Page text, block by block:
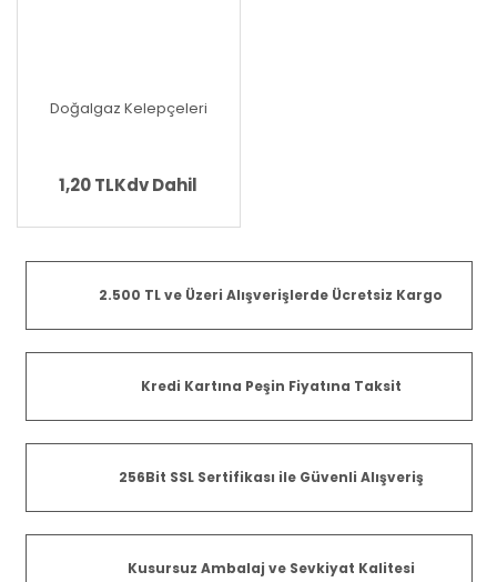
Doğalgaz Kelepçeleri
1,20 TLKdv Dahil
2.500 TL ve Üzeri Alışverişlerde Ücretsiz Kargo
Kredi Kartına Peşin Fiyatına Taksit
256Bit SSL Sertifikası ile Güvenli Alışveriş
Kusursuz Ambalaj ve Sevkiyat Kalitesi